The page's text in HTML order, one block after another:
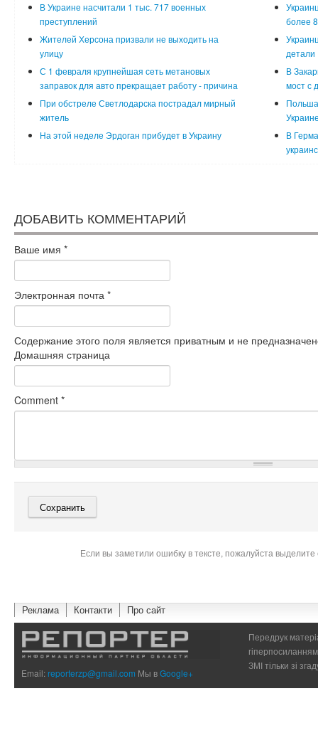
В Украине насчитали 1 тыс. 717 военных
преступлений
более
Жителей Херсона призвали не выходить на
улицу
детали
С 1 февраля крупнейшая сеть метановых
заправок для авто прекращает работу - причина
В
мост с
При обстреле Светлодарска пострадал мирный
житель
На этой неделе Эрдоган прибудет в Украину
В
ДОБАВИТЬ КОММЕНТАРИЙ
Ваше имя *
Электронная почта *
Содержание этого поля является приватным и не
Домашняя страница
Comment *
Если вы заметили ошибку в тексте, пожалуйста
Реклама Контакти Про сайт
Email:reporterzp@gmail.com Мы вGoogle+
Передрук
ЗМІ тільки зі